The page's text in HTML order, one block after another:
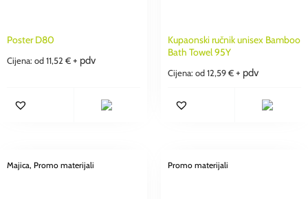
Poster D80
Cijena: od 11,52 € + pdv
Kupaonski ručnik unisex Bamboo
Bath Towel 95Y
Cijena: od 12,59 € + pdv
Majica, Promo materijali Promo materijali